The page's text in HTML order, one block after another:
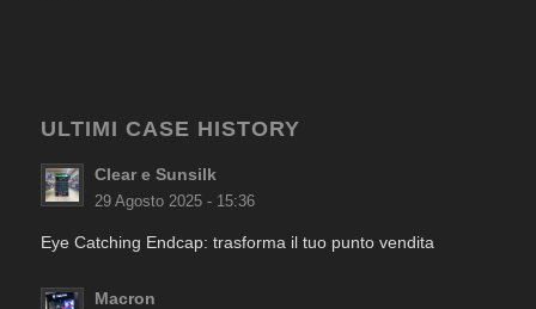
ULTIMI CASE HISTORY
Clear e Sunsilk
29 Agosto 2025 - 15:36
Eye Catching Endcap: trasforma il tuo punto vendita
Macron